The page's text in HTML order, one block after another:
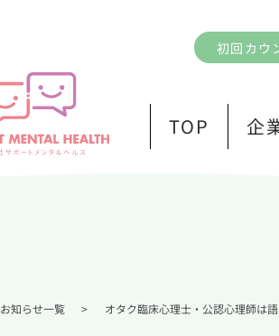
初回カウ
TOP 企
お知らせ一覧 > オタク臨床心理士・公認心理師は語